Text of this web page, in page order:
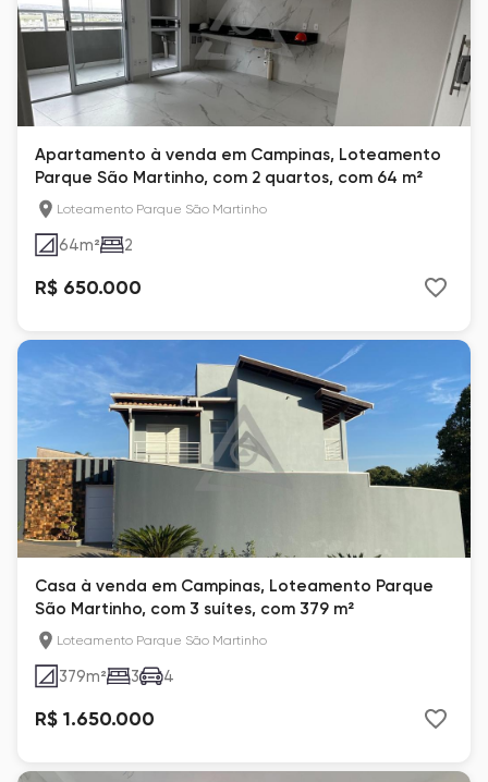
Apartamento à venda em Campinas, Loteamento
Parque São Martinho, com 2 quartos, com 64 m²
Loteamento Parque São Martinho
64m² 2
R$ 650.000
Casa à venda em Campinas, Loteamento Parque
São Martinho, com 3 suítes, com 379 m²
Loteamento Parque São Martinho
379m² 3 4
R$ 1.650.000